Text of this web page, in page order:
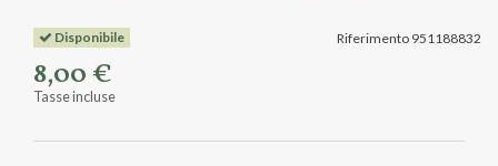
Riferimento 951188832
Disponibile
8,00 €
Tasse incluse